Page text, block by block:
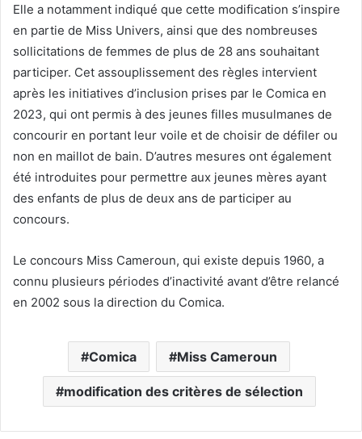
Elle a notamment indiqué que cette modification s’inspire
en partie de Miss Univers, ainsi que des nombreuses
sollicitations de femmes de plus de 28 ans souhaitant
participer. Cet assouplissement des règles intervient
après les initiatives d’inclusion prises par le Comica en
2023, qui ont permis à des jeunes filles musulmanes de
concourir en portant leur voile et de choisir de défiler ou
non en maillot de bain. D’autres mesures ont également
été introduites pour permettre aux jeunes mères ayant
des enfants de plus de deux ans de participer au
concours.
Le concours Miss Cameroun, qui existe depuis 1960, a
connu plusieurs périodes d’inactivité avant d’être relancé
en 2002 sous la direction du Comica.
Comica Miss Cameroun
modification des critères de sélection